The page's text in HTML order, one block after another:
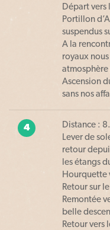
Départ vers
Portillon
suspendus
A la
royaux
atmosphère
Ascension
sans nos
4
Distance :
Lever de
retour
les étangs
Hourquette
Retour sur
Remontée
belle
Retour vers